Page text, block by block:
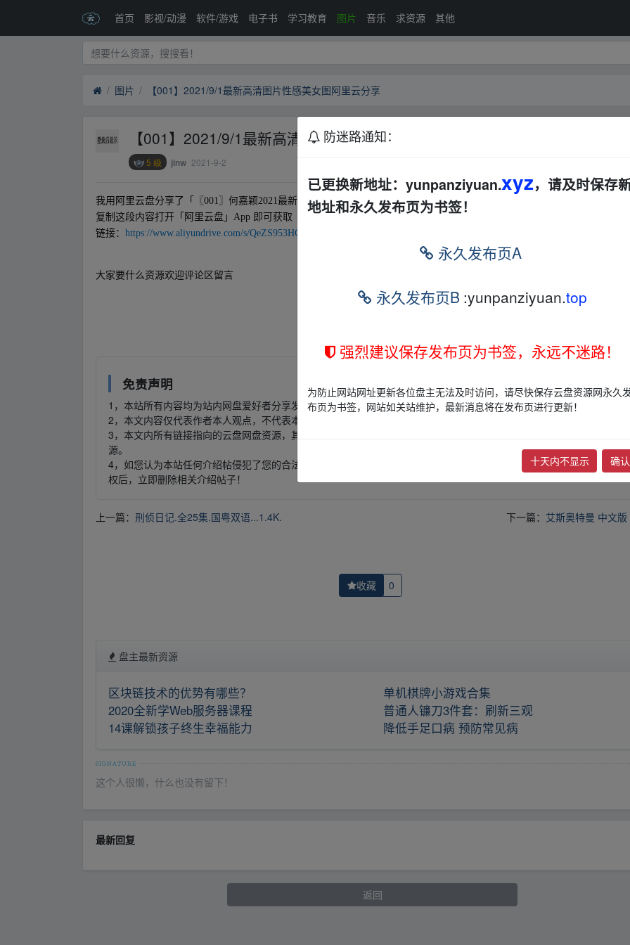
首页 影视/动漫 软件/游戏 电子书 学习教育 图片 音乐 求资源 其他
图片 【001】2021/9/1最新高清图片性感美女图阿里云分享
【001】2021/9/1最新高清图片性感美女图阿里云分享
5 级 jinw 2021-9-2
我用 阿里云盘分享了「〖001〗何嘉颖2021最新蕾...黑丝翘臀高跟美腿」，你可以不限速下载?
复制这段内容打开「 阿里云盘」App 即可获取
链接： https://www.aliyundrive.com/s/QeZS953HCnX
大家要什么资源欢迎评论区留言fr▂om w ww.y un pan zi yu、an.xy z
免责声明
1，本站所有内容均为站内网盘爱好者分享发布的网盘链接介绍展示帖子，本站不存储任何实质资源数据。
2，本文内容仅代表作者本人观点，不代表本网站立场，作者文责自负。
3，本文内所有链接指向的云盘网盘资源，其版权归版权方所有！其实际管理权为帖子发布者所有，本站无法操作相关资
源。
4，如您认为本站任何介绍帖侵犯了您的合法版权，请点击
进行投诉，我们将在确认本文链接指向的资源存在侵
权后，立即删除相关介绍帖子！
上一篇： 刑侦日记.全25集.国粤双语...1.4K. 下一篇： 艾斯奥特曼 中文版
收藏 0
盘主最新资源
区块链技术的优势有哪些？
单机棋牌小游戏合集
2020全新学Web服务器课程
普通人镰刀3件套：刷新三观
14课解锁孩子终生幸福能力
降低手足口病 预防常见病
这个人很懒，什么也没有留下！
最新回复
返回
防迷路通知：
已更换新地址：yunpanziyuan.xyz，请及时保存
地址和永久发布页为书签！
永久发布页A
永久发布页B :yunpanziyuan.top
强烈建议保存发布页为书签，永远不迷路！
为防止网站网址更新各位盘主无法及时访问，请尽快保存云盘资源网永久
布页为书签，网站如关站维护，最新消息将在发布页进行更新！
十天内不显示 确认